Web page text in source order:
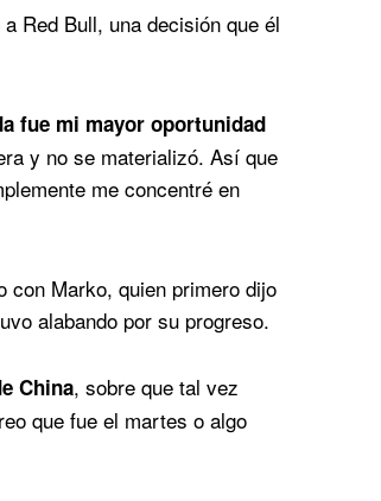
Red Bull, una decisión que él
fue mi mayor oportunidad
y no se materializó. Así que
me concentré en
con Marko, quien primero dijo
alabando por su progreso.
China, sobre que tal vez
que fue el martes o algo